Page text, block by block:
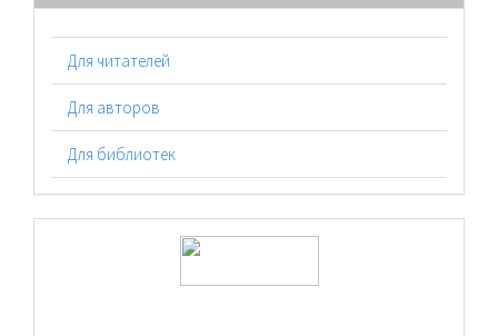
Для читателей
Для авторов
Для библиотек